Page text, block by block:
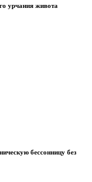
урчания живота
бессонницу без